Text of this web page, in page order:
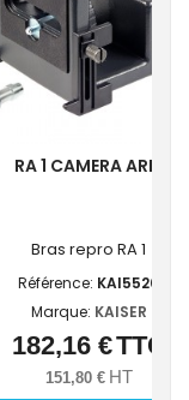
RA 1 CAMERA ARM
Bras repro RA 1
Référence: KAI5520
Marque: KAISER
Prix
182,16 €TTC
151,80 € HT